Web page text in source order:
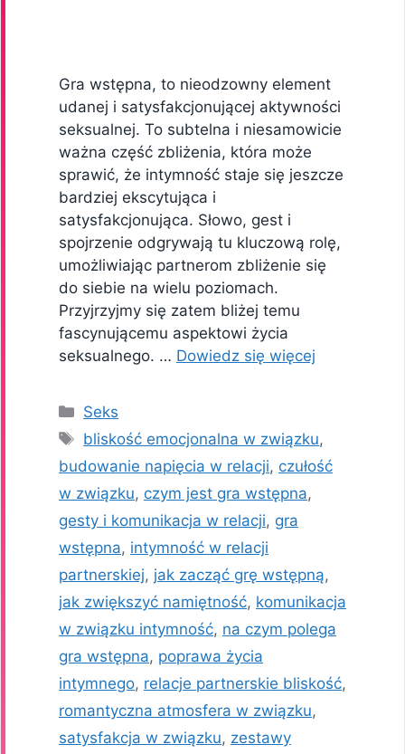
Gra wstępna, to nieodzowny element
udanej i satysfakcjonującej aktywności
seksualnej. To subtelna i niesamowicie
ważna część zbliżenia, która może
sprawić, że intymność staje się jeszcze
bardziej ekscytująca i
satysfakcjonująca. Słowo, gest i
spojrzenie odgrywają tu kluczową rolę,
umożliwiając partnerom zbliżenie się
do siebie na wielu poziomach.
Przyjrzyjmy się zatem bliżej temu
fascynującemu aspektowi życia
seksualnego. … Dowiedz się więcej
Kategorie
Seks
Tagi
bliskość emocjonalna w związku,
budowanie napięcia w relacji, czułość
w związku, czym jest gra wstępna,
gesty i komunikacja w relacji, gra
wstępna, intymność w relacji
partnerskiej, jak zacząć grę wstępną,
jak zwiększyć namiętność, komunikacja
w związku intymność, na czym polega
gra wstępna, poprawa życia
intymnego, relacje partnerskie bliskość,
romantyczna atmosfera w związku,
satysfakcja w związku, zestawy